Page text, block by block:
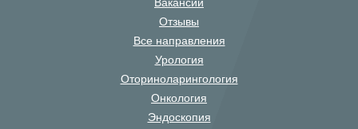
Отзывы
Все направления
Урология
Оториноларингология
Онкология
Эндоскопия